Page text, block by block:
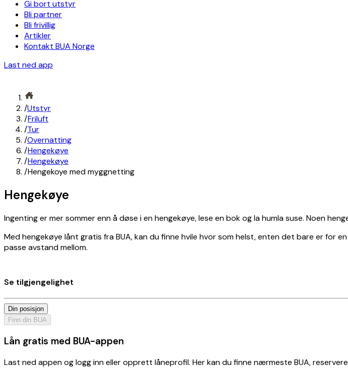
Gi bort utstyr
Bli partner
Bli frivillig
Artikler
Kontakt BUA Norge
Last ned app
/Utstyr
/Friluft
/Tur
/Overnatting
/Hengekøye
/Hengekøye
/Hengekoye med myggnetting
Hengekøye
Ingenting er mer sommer enn å døse i en hengekøye, lese en bok og la humla suse. Noen
Med hengekøye lånt gratis fra BUA, kan du finne hvile hvor som helst, enten det bare er
passe avstand mellom.
Se tilgjengelighet
Din posisjon
Finn din BUA
Lån gratis med BUA-appen
Last ned appen og logg inn eller opprett låneprofil. Her kan du finne nærmeste BUA,